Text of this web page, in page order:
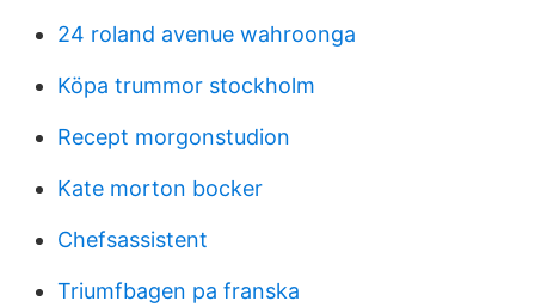
24 roland avenue wahroonga
Köpa trummor stockholm
Recept morgonstudion
Kate morton bocker
Chefsassistent
Triumfbagen pa franska